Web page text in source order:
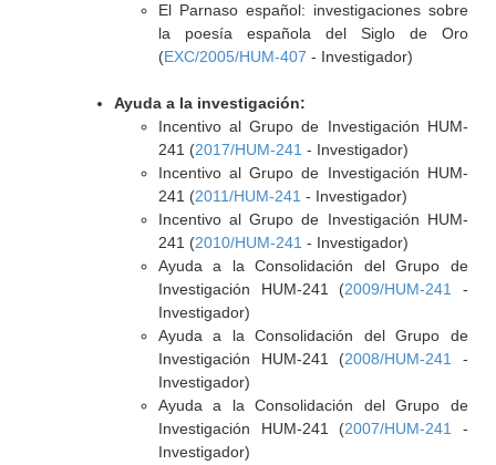
El Parnaso español: investigaciones sobre
la poesía española del Siglo de Oro
(EXC/2005/HUM-407 - Investigador)
Ayuda a la investigación:
Incentivo al Grupo de Investigación HUM-
241 (2017/HUM-241 - Investigador)
Incentivo al Grupo de Investigación HUM-
241 (2011/HUM-241 - Investigador)
Incentivo al Grupo de Investigación HUM-
241 (2010/HUM-241 - Investigador)
Ayuda a la Consolidación del Grupo de
Investigación HUM-241 (2009/HUM-241
-
Investigador)
Ayuda a la Consolidación del Grupo de
Investigación HUM-241 (2008/HUM-241
-
Investigador)
Ayuda a la Consolidación del Grupo de
Investigación HUM-241 (2007/HUM-241
-
Investigador)